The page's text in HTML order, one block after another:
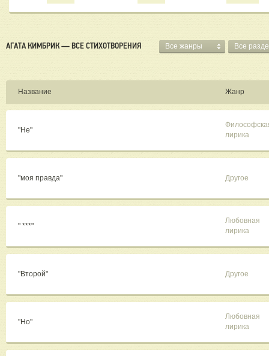
АГАТА КИМБРИК — ВСЕ СТИХОТВОРЕНИЯ Все жанры Все
Название Жанр
"Не"
лирика
"моя правда" Другое
" ***"
Любовная
лирика
"Второй" Другое
"Но"
Любовная
лирика